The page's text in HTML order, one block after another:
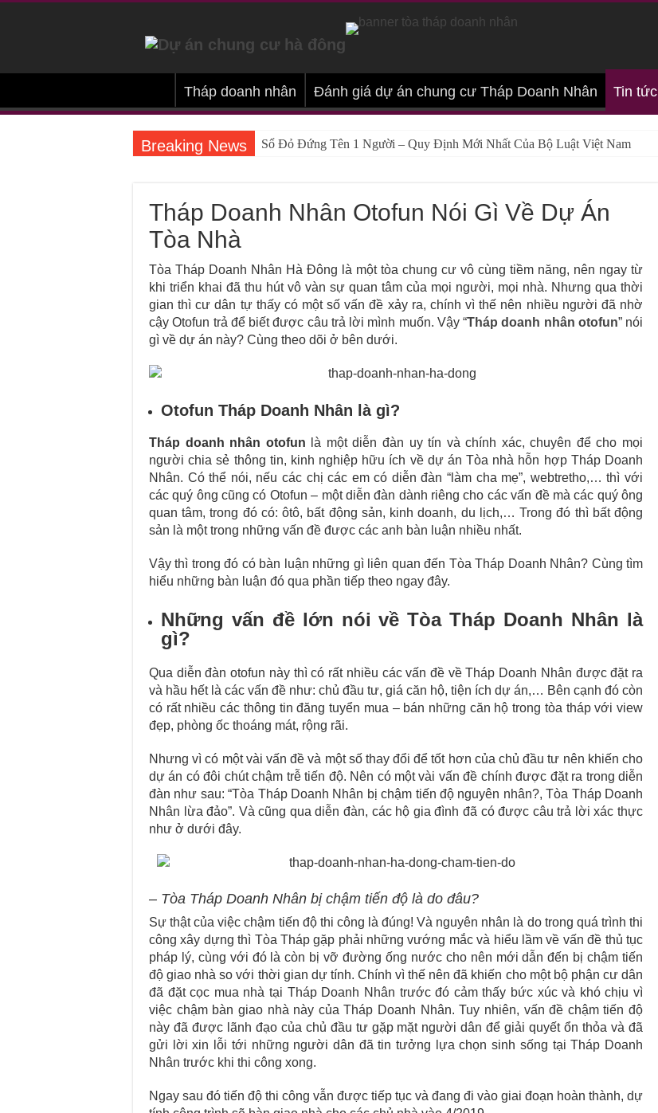
Tháp doanh nhân Đánh giá dự án chung cư Tháp Doanh Nhân Tin tức
Breaking News
Sổ Đỏ Đứng Tên 1 Người – Quy Định Mới Nhất Của Bộ Luật Việt Nam
Những Quy Định Khi Đứng Tên Chung Sổ Đỏ Bạn Cần Biết
Thông Tin Về Lệ Phí Xin Giấy Phép Xây Dựng Nhà Ở Mới Nhất
Chuẩn Bị Bộ Hồ Sơ Xin Phép Xây Dựng Gồm Những Gì?
[Giải Đáp Thắc Mắc] Muốn Xây Nhà Cần Phải Có Những Giấy Tờ Nào?
Tháp Doanh Nhân Otofun Nói Gì Về Dự Án
Tòa Nhà
Tòa Tháp Doanh Nhân Hà Đông là một tòa chung cư vô cùng tiềm năng, nên ngay từ
khi triển khai đã thu hút vô vàn sự quan tâm của mọi người, mọi nhà. Nhưng qua thời
gian thì cư dân tự thấy có một số vấn đề xảy ra, chính vì thế nên nhiều người đã nhờ
cậy Otofun trả để biết được câu trả lời mình muốn. Vậy “Tháp doanh nhân otofun” nói
gì về dự án này? Cùng theo dõi ở bên dưới.
Otofun Tháp Doanh Nhân là gì?
Tháp doanh nhân otofun là một diễn đàn uy tín và chính xác, chuyên để cho mọi
người chia sẻ thông tin, kinh nghiệp hữu ích về dự án Tòa nhà hỗn hợp Tháp Doanh
Nhân. Có thể nói, nếu các chị các em có diễn đàn “làm cha mẹ”, webtretho,… thì với
các quý ông cũng có Otofun – một diễn đàn dành riêng cho các vấn đề mà các quý ông
quan tâm, trong đó có: ôtô, bất động sản, kinh doanh, du lịch,… Trong đó thì bất động
sản là một trong những vấn đề được các anh bàn luận nhiều nhất.
Vậy thì trong đó có bàn luận những gì liên quan đến Tòa Tháp Doanh Nhân? Cùng tìm
hiểu những bàn luận đó qua phần tiếp theo ngay đây.
Những vấn đề lớn nói về Tòa Tháp Doanh Nhân là
gì?
Qua diễn đàn otofun này thì có rất nhiều các vấn đề về Tháp Doanh Nhân được đặt ra
và hầu hết là các vấn đề như: chủ đầu tư, giá căn hộ, tiện ích dự án,… Bên cạnh đó còn
có rất nhiều các thông tin đăng tuyển mua – bán những căn hộ trong tòa tháp với view
đẹp, phòng ốc thoáng mát, rộng rãi.
Nhưng vì có một vài vấn đề và một số thay đổi để tốt hơn của chủ đầu tư nên khiến cho
dự án có đôi chút chậm trễ tiến độ. Nên có một vài vấn đề chính được đặt ra trong diễn
đàn như sau: “Tòa Tháp Doanh Nhân bị chậm tiến độ nguyên nhân?, Tòa Tháp Doanh
Nhân lừa đảo”. Và cũng qua diễn đàn, các hộ gia đình đã có được câu trả lời xác thực
như ở dưới đây.
– Tòa Tháp Doanh Nhân bị chậm tiến độ là do đâu?
Sự thật của việc chậm tiến độ thi công là đúng! Và nguyên nhân là do trong quá trình thi
công xây dựng thì Tòa Tháp gặp phải những vướng mắc và hiểu lầm về vấn đề thủ tục
pháp lý, cùng với đó là còn bị vỡ đường ống nước cho nên mới dẫn đến bị chậm tiến
độ giao nhà so với thời gian dự tính. Chính vì thế nên đã khiến cho một bộ phận cư dân
đã đặt cọc mua nhà tại Tháp Doanh Nhân trước đó cảm thấy bức xúc và khó chịu vì
việc chậm bàn giao nhà này của Tháp Doanh Nhân. Tuy nhiên, vấn đề chậm tiến độ
này đã được lãnh đạo của chủ đầu tư gặp mặt người dân để giải quyết ổn thỏa và đã
gửi lời xin lỗi tới những người dân đã tin tưởng lựa chọn sinh sống tại Tháp Doanh
Nhân trước khi thi công xong.
Ngay sau đó tiến độ thi công vẫn được tiếp tục và đang đi vào giai đoạn hoàn thành, dự